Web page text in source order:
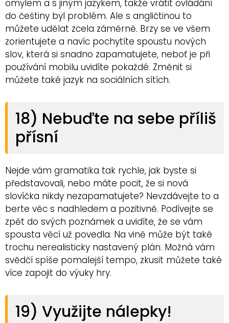
omylem a s jiným jazykem, takže vrátit ovládání
do češtiny byl problém. Ale s angličtinou to
můžete udělat zcela záměrně. Brzy se ve všem
zorientujete a navíc pochytíte spoustu nových
slov, která si snadno zapamatujete, neboť je při
používání mobilu uvidíte pokaždé. Změnit si
můžete také jazyk na sociálních sítích.
18) Nebuďte na sebe příliš
přísní
Nejde vám gramatika tak rychle, jak byste si
představovali, nebo máte pocit, že si nová
slovíčka nikdy nezapamatujete? Nevzdávejte to a
berte věc s nadhledem a pozitivně. Podívejte se
zpět do svých poznámek a uvidíte, že se vám
spousta věcí už povedla. Na vině může být také
trochu nerealisticky nastavený plán. Možná vám
svědčí spíše pomalejší tempo, zkusit můžete také
více zapojit do výuky hry.
19) Využijte nálepky!